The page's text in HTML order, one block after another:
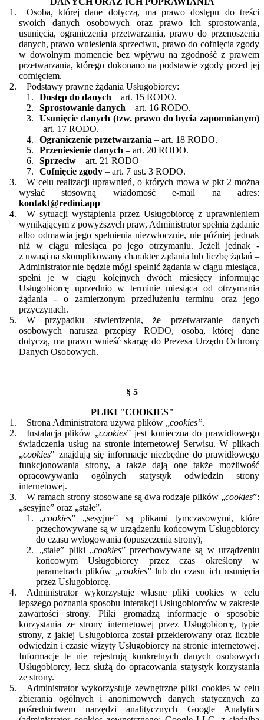
Osoba, której dane dotyczą, ma prawo dostępu do treści
swoich danych osobowych oraz prawo ich sprostowania,
usunięcia, ograniczenia przetwarzania, prawo do przenoszenia
danych, prawo wniesienia sprzeciwu, prawo do cofnięcia zgody
w dowolnym momencie bez wpływu na zgodność z prawem
przetwarzania, którego dokonano na podstawie zgody przed jej
cofnięciem.
Podstawy prawne żądania Usługobiorcy:
Dostęp do danych – art. 15 RODO.
Sprostowanie danych – art. 16 RODO.
Usunięcie danych (tzw. prawo do bycia zapomnianym)
– art. 17 RODO.
Ograniczenie przetwarzania – art. 18 RODO.
Przeniesienie danych– art. 20 RODO.
Sprzeciw– art. 21 RODO
Cofnięcie zgody– art. 7 ust. 3 RODO.
W celu realizacji uprawnień, o których mowa w pkt 2 można
wysłać stosowną wiadomość e-mail na adres:
kontakt@redini.app
W sytuacji wystąpienia przez Usługobiorcę z uprawnieniem
wynikającym z powyższych praw, Administrator spełnia żądanie
albo odmawia jego spełnienia niezwłocznie, nie później jednak
niż w ciągu miesiąca po jego otrzymaniu. Jeżeli jednak -
z uwagi na skomplikowany charakter żądania lub liczbę żądań –
Administrator nie będzie mógł spełnić żądania w ciągu miesiąca,
spełni je w ciągu kolejnych dwóch miesięcy informując
Usługobiorcę uprzednio w terminie miesiąca od otrzymania
żądania - o zamierzonym przedłużeniu terminu oraz jego
przyczynach.
W przypadku stwierdzenia, że przetwarzanie danych
osobowych narusza przepisy RODO, osoba, której dane
dotyczą, ma prawo wnieść skargę do Prezesa Urzędu Ochrony
Danych Osobowych.
§ 5
PLIKI "COOKIES"
Strona Administratora używa plików „cookies”.
Instalacja plików „cookies” jest konieczna do prawidłowego
świadczenia usług na stronie internetowej Serwisu. W plikach
„cookies" znajdują się informacje niezbędne do prawidłowego
funkcjonowania strony, a także dają one także możliwość
opracowywania ogólnych statystyk odwiedzin strony
internetowej.
W ramach strony stosowane są dwa rodzaje plików „cookies”:
„sesyjne” oraz „stałe”.
„cookies” „sesyjne” są plikami tymczasowymi, które
przechowywane są w urządzeniu końcowym Usługobiorcy
do czasu wylogowania (opuszczenia strony),
„stałe” pliki „cookies” przechowywane są w urządzeniu
końcowym Usługobiorcy przez czas określony w
parametrach plików „cookies” lub do czasu ich usunięcia
przez Usługobiorcę.
Administrator wykorzystuje własne pliki cookies w celu
lepszego poznania sposobu interakcji Usługobiorców w zakresie
zawartości strony. Pliki gromadzą informacje o sposobie
korzystania ze strony internetowej przez Usługobiorcę, typie
strony, z jakiej Usługobiorca został przekierowany oraz liczbie
odwiedzin i czasie wizyty Usługobiorcy na stronie internetowej.
Informacje te nie rejestrują konkretnych danych osobowych
Usługobiorcy, lecz służą do opracowania statystyk korzystania
ze strony.
Administrator wykorzystuje zewnętrzne pliki cookies w celu
zbierania ogólnych i anonimowych danych statycznych za
pośrednictwem narzędzi analitycznych Google Analytics